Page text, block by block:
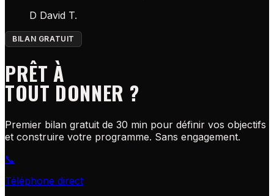
D David T.
BILAN GRATUIT
PRÊT À
TOUT DONNER ?
Premier bilan gratuit de 30 min pour définir vos objectifs
et construire votre programme. Sans engagement.
📞
Téléphone direct